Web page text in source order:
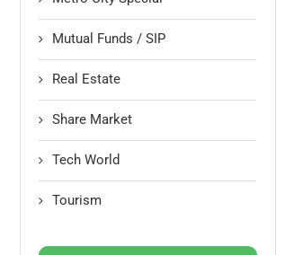
Mutual Funds / SIP
Real Estate
Share Market
Tech World
Tourism